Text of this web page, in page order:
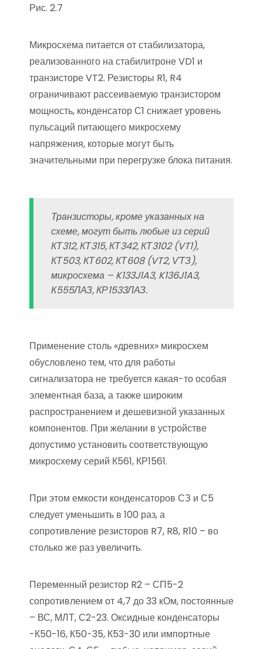
Рис. 2.7
Микросхема питается от стабилизатора,
реализованного на стабилитроне VD1 и
транзисторе VT2. Резисторы R1, R4
ограничивают рассеиваемую транзистором
мощность, конденсатор С1 снижает уровень
пульсаций питающего микросхему
напряжения, которые могут быть
значительными при перегрузке блока питания.
Транзисторы, кроме указанных на
схеме, могут быть любые из серий
КТ312, КТ315, КТ342, КТ3102 (VT1),
КТ503, КТ602, КТ608 (VT2, ѴТЗ),
микросхема – K133J1A3, K136J1A3,
К555ЛАЗ, КР1533ЛАЗ.
Применение столь «древних» микросхем
обусловлено тем, что для работы
сигнализатора не требуется какая-то особая
элементная база, а также широким
распространением и дешевизной указанных
компонентов. При желании в устройстве
допустимо установить соответствующую
микросхему серий К561, КР1561.
При этом емкости конденсаторов СЗ и С5
следует уменьшить в 100 раз, а
сопротивление резисторов R7, R8, R10 – во
столько же раз увеличить.
Переменный резистор R2 – СП5-2
сопротивлением от 4,7 до 33 кОм, постоянные
– ВС, МЛТ, С2-23. Оксидные конденсаторы
-К50-16, К50-35, К53-30 или импортные